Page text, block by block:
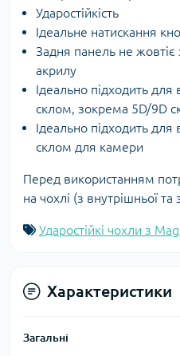
Ударостійкість
Ідеальне натискання
Задня панель не жовтіє
акрилу
Ідеально підходить
склом, зокрема 5D/9D
Ідеально підходить
склом для камери
Перед використанням
на чохлі (з внутрішньої
Ударостійкі чохли з
Характеристики
Загальні